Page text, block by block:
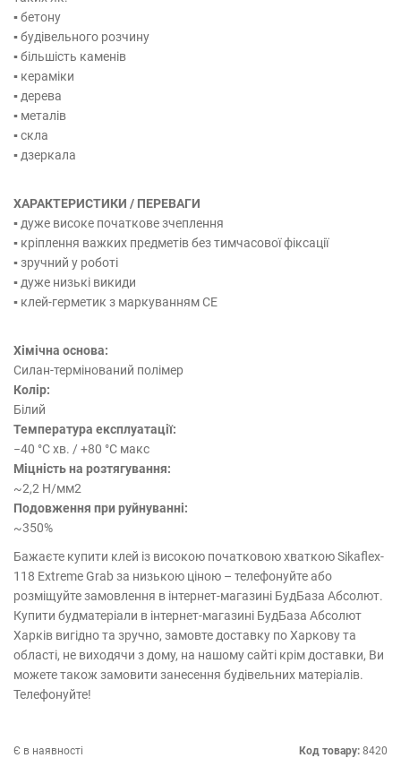
▪ бетону
▪ будівельного розчину
▪ більшість каменів
▪ кераміки
▪ дерева
▪ металів
▪ скла
▪ дзеркала
ХАРАКТЕРИСТИКИ / ПЕРЕВАГИ
▪ дуже високе початкове зчеплення
▪ кріплення важких предметів без тимчасової фіксації
▪ зручний у роботі
▪ дуже низькі викиди
▪ клей-герметик з маркуванням CE
Хімічна основа:
Силан-термінований полімер
Колір:
Білий
Температура експлуатації:
−40 °C хв. / +80 °C макс
Міцність на розтягування:
~2,2 Н/мм2
Подовження при руйнуванні:
~350%
Бажаєте купити клей із високою початковою хваткою Sikaflex-
118 Extreme Grab за низькою ціною – телефонуйте або
розміщуйте замовлення в інтернет-магазині БудБаза Абсолют.
Купити будматеріали в інтернет-магазині БудБаза Абсолют
Харків вигідно та зручно, замовте доставку по Харкову та
області, не виходячи з дому, на нашому сайті крім доставки, Ви
можете також замовити занесення будівельних матеріалів.
Телефонуйте!
Є в наявності Код товару: 8420